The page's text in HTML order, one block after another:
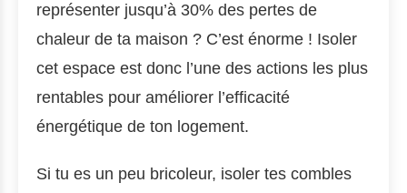
représenter jusqu’à 30% des pertes de
chaleur de ta maison ? C’est énorme ! Isoler
cet espace est donc l’une des actions les plus
rentables pour améliorer l’efficacité
énergétique de ton logement.
Si tu es un peu bricoleur, isoler tes combles